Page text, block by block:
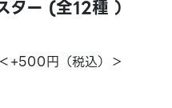
ター (全12種 ）
+500円（税込）＞